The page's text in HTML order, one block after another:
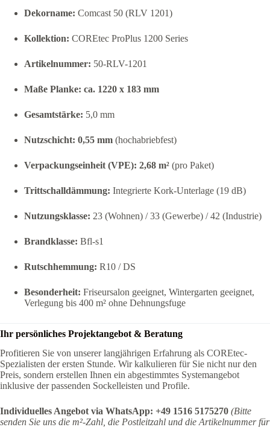
Dekorname: Comcast 50 (RLV 1201)
Kollektion: COREtec ProPlus 1200 Series
Artikelnummer: 50-RLV-1201
Maße Planke: ca. 1220 x 183 mm
Gesamtstärke: 5,0 mm
Nutzschicht: 0,55 mm (hochabriebfest)
Verpackungseinheit (VPE): 2,68 m² (pro Paket)
Trittschalldämmung: Integrierte Kork-Unterlage (19 dB)
Nutzungsklasse: 23 (Wohnen) / 33 (Gewerbe) / 42 (Industrie)
Brandklasse: Bfl-s1
Rutschhemmung: R10 / DS
Besonderheit: Friseursalon geeignet, Wintergarten geeignet,
Verlegung bis 400 m² ohne Dehnungsfuge
Ihr persönliches Projektangebot & Beratung
Profitieren Sie von unserer langjährigen Erfahrung als COREtec-
Spezialisten der ersten Stunde. Wir kalkulieren für Sie nicht nur den
Preis, sondern erstellen Ihnen ein abgestimmtes Systemangebot
inklusive der passenden Sockelleisten und Profile.
Individuelles Angebot via WhatsApp: +49 1516 5175270 (Bitte
senden Sie uns die m²-Zahl, die Postleitzahl und die Artikelnummer für